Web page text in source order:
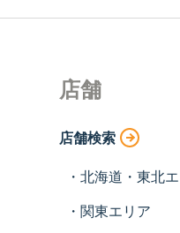
店舗
店舗検索
北海道・東北
関東エリア